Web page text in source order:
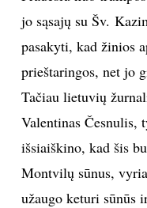
Prenumeruodami
Jūs sutinkate
jo sąsajų su Šv.
pasakyti, kad žinios
prieštaringos, net jo
Tačiau lietuvių
Valentinas Česnulis,
išsiaiškino, kad šis
Montvilų sūnus,
užaugo keturi sūnūs